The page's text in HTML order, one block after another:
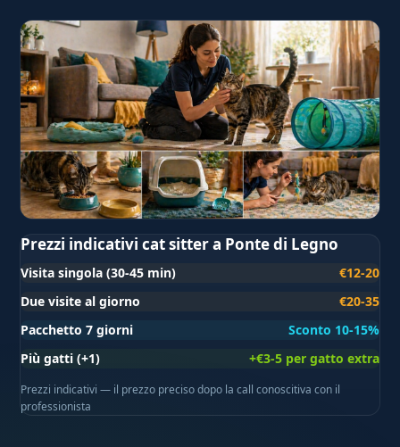
Prezzi indicativi cat sitter a Ponte di Legno
Visita singola (30-45 min)
€12-20
Due visite al giorno
€20-35
Pacchetto 7 giorni
Sconto 10-15%
Più gatti (+1)
+€3-5 per gatto extra
Prezzi indicativi — il prezzo preciso dopo la call conoscitiva con il
professionista